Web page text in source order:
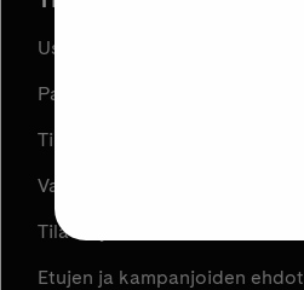
Usein kysyttyä
Palautukset
Tilauksen peruuttaminen
Varaa ja Nouda
Tilaus- ja toimitusehdot
Etujen ja kampanjoiden ehdot